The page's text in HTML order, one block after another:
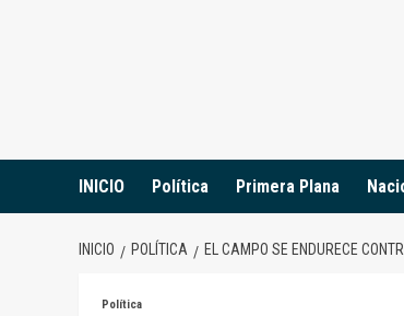
INICIO Política Primera Plana
INICIO POLÍTICA EL CAMPO SE ENDURECE
Política